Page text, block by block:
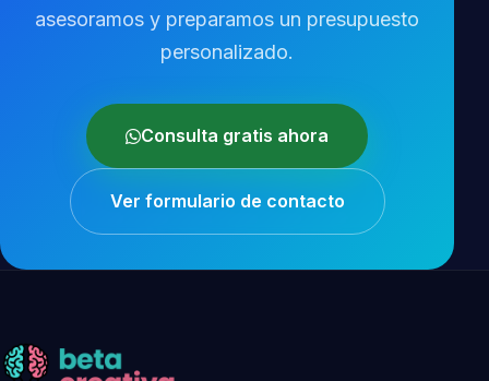
asesoramos y preparamos un presupuesto
personalizado.
Consulta gratis ahora
Ver formulario de contacto